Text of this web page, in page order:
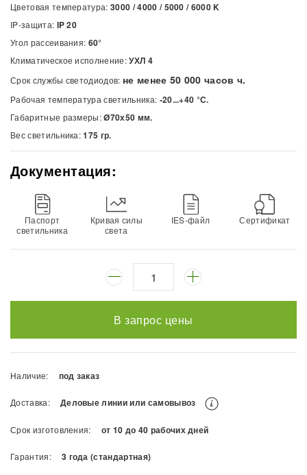
Цветовая температура:3000 / 4000 / 5000 / 6000K
IP-защита: IP 20
Угол рассеивания: 60°
Климатическое исполнение:УХЛ 4
Срок службы светодиодов: не менее 50 000 часов ч.
Рабочая температура светильника: -20...+40 °С.
Габаритные размеры:Ø70х50 мм.
Вес светильника:175 гр.
Документация:
Паспорт
светильника
Кривая силы
света
IES-файл Сертификат
В запрос цены
Наличие: под заказ
Доставка: Деловые линии или самовывоз
Срок изготовления: от 10 до 40 рабочих дней
Гарантия: 3 года (стандартная)